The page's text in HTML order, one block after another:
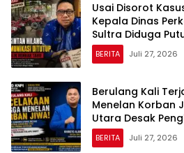
Usai Disorot
Kepala Dinas
Sultra Diduga
Media
BERITA Juli 27, 2026
Berulang Kali
Menelan Korban
Utara Desak
Hauling dan
Sultra Prima Lestari
BERITA Juli 27, 2026